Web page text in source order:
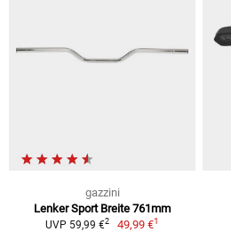
gazzini
Lenker Sport Breite 761mm
UVP 59,99 €2 49,99 €1